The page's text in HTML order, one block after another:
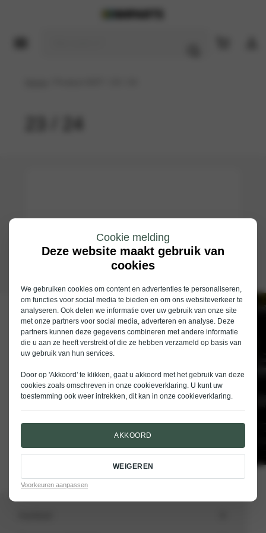
Cookie melding
Deze website maakt gebruik van
cookies
We gebruiken cookies om content en advertenties te personaliseren,
om functies voor social media te bieden en om ons websiteverkeer te
analyseren. Ook delen we informatie over uw gebruik van onze site
met onze partners voor social media, adverteren en analyse. Deze
partners kunnen deze gegevens combineren met andere informatie
die u aan ze heeft verstrekt of die ze hebben verzameld op basis van
uw gebruik van hun services.
Door op 'Akkoord' te klikken, gaat u akkoord met het gebruik van deze
cookies zoals omschreven in onze cookieverklaring. U kunt uw
toestemming ook weer intrekken, dit kan in onze cookieverklaring.
AKKOORD
WEIGEREN
Voorkeuren aanpassen
Schrijf je in voor de nieuwsbrief van
Nieuwenhuijse
E-mailadres
VERSTUREN